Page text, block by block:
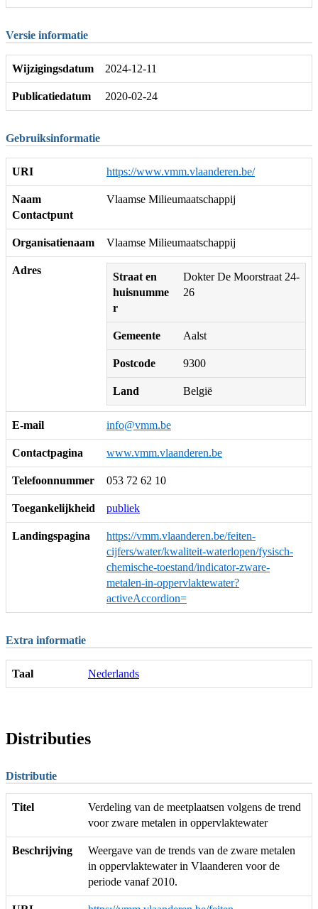
Versie informatie
Wijzigingsdatum 2024-12-11
Publicatiedatum 2020-02-24
Gebruiksinformatie
URI https://www.vmm.vlaanderen.be/
Naam
Contactpunt
Vlaamse Milieumaatschappij
Organisatienaam Vlaamse Milieumaatschappij
Adres
Straat en
huisnumme
r
Dokter De Moorstraat 24-
26
Gemeente Aalst
Postcode 9300
Land België
E-mail info@vmm.be
Contactpagina www.vmm.vlaanderen.be
Telefoonnummer 053 72 62 10
Toegankelijkheid publiek
Landingspagina
https://vmm.vlaanderen.be/feiten-
cijfers/water/kwaliteit-waterlopen/fysisch-
chemische-toestand/indicator-zware-
metalen-in-oppervlaktewater?
activeAccordion=
Extra informatie
Taal Nederlands
Distributies
Distributie
Titel
Verdeling van de meetplaatsen volgens de trend
voor zware metalen in oppervlaktewater
Beschrijving
Weergave van de trends van de zware metalen
in oppervlaktewater in Vlaanderen voor de
periode vanaf 2010.